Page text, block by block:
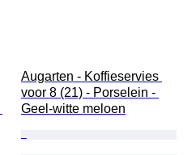
Augarten - Koffieservies
voor 8 (21) - Porselein -
Geel-witte meloen